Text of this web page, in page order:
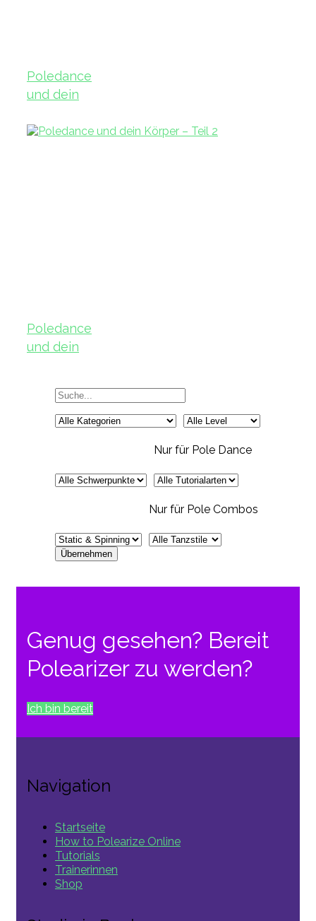
Poledance
und dein
3
Poledance
und dein
Nur für Pole Dance
Nur für Pole Combos
Genug gesehen? Bereit
Polearizer zu werden?
Ich bin bereit
Navigation
Startseite
How to Polearize Online
Tutorials
Trainerinnen
Shop